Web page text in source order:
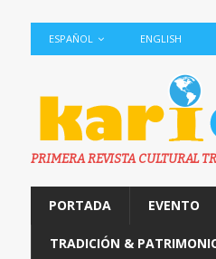
ESPAÑOL ENGLISH
PRIMERA REVISTA CULTURAL
PORTADA EVENTO
TRADICIÓN &